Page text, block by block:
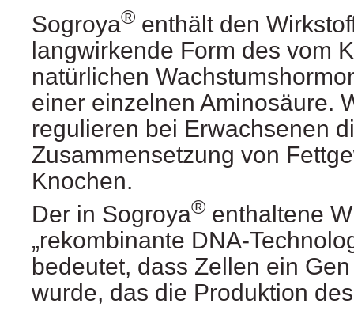
Sogroya® enthält den
langwirkende Form des vom
natürlichen
einer einzelnen Aminosäure.
regulieren bei Erwachsenen
Zusammensetzung von
Knochen.
Der in Sogroya® enthaltene
„rekombinante DNA-
bedeutet, dass Zellen ein
wurde, das die Produktion des